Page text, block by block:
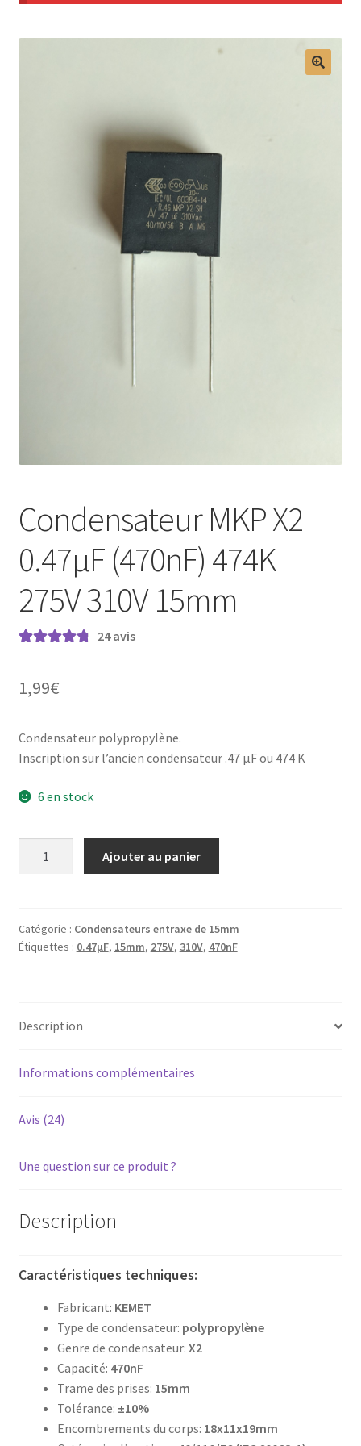
Condensateur MKP X2
0.47µF (470nF) 474K
275V 310V 15mm
notations
24avis
1,99€
Condensateur polypropylène.
Inscription sur l’ancien condensateur .47 µF ou 474 K
6 en stock
X2
0.47µF
310V
Ajouter au panier
Catégorie : Condensateurs entraxe de 15mm
Étiquettes : 0.47µF, 15mm, 275V, 310V, 470nF
Description
Informations complémentaires
Avis (24)
Une question sur ce produit ?
Description
Caractéristiques techniques:
Fabricant: KEMET
Type de condensateur: polypropylène
Genre de condensateur: X2
Capacité: 470nF
Trame des prises: 15mm
Tolérance: ±10%
Encombrements du corps: 18x11x19mm